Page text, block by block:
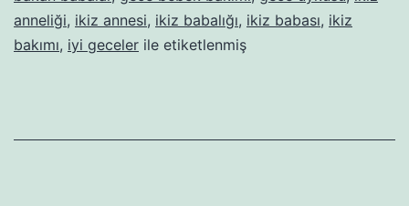
rutiniyle
anneliği, ikiz annesi, ikiz babalığı, ikiz babası, ikiz
bakımı, iyi geceler ile etiketlenmiş